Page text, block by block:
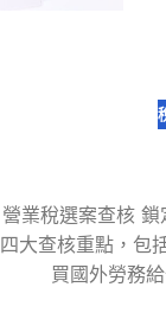
營業稅選案查核
四大查核重點，包
買國外勞務